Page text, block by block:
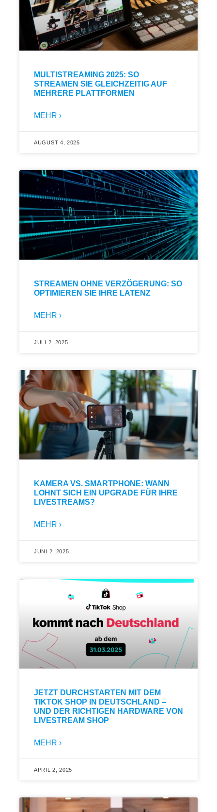
MULTISTREAMING 2025: SO
STREAMEN SIE GLEICHZEITIG AUF
MEHRERE PLATTFORMEN
MEHR ›
AUGUST 4, 2025
STREAMEN OHNE VERZÖGERUNG: SO
OPTIMIEREN SIE IHRE LATENZ
MEHR ›
JULI 2, 2025
KAMERA VS. SMARTPHONE: WANN
LOHNT SICH EIN UPGRADE FÜR IHRE
LIVESTREAMS?
MEHR ›
JUNI 2, 2025
JETZT DURCHSTARTEN MIT DEM
TIKTOK SHOP IN DEUTSCHLAND –
UND DER RICHTIGEN HARDWARE VON
LIVESTREAM SHOP
MEHR ›
APRIL 2, 2025